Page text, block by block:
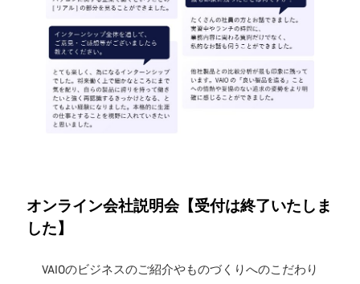
オンライン会社説明会【受付は終了いたしま
した】
VAIOのビジネスのご紹介やものづくりへのこだわり